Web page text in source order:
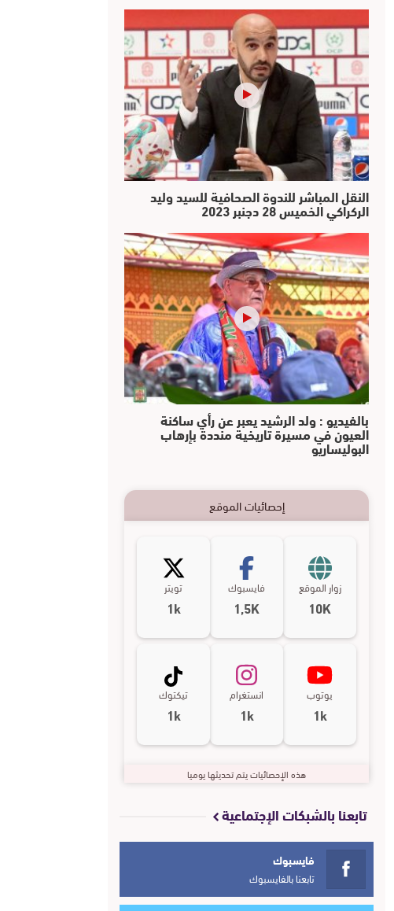
النقل المباشر للندوة الصحافية للسيد وليد
الركراكي الخميس 28 دجنبر 2023
بالفيديو : ولد الرشيد يعبر عن رأي ساكنة
العيون في مسيرة تاريخية منددة بإرهاب
البوليساريو
إحصائيات الموقع
زوار الموقع
10K
فايسبوك
1,5K
تويتر
1k
يوتوب
1k
انستغرام
1k
تيكتوك
1k
هذه الإحصائيات يتم تحديثها يوميا
تابعنا بالشبكات الإجتماعية
فايسبوك
تابعنا بالفايسبوك